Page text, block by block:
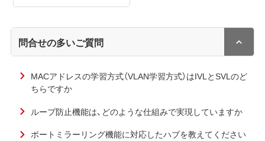
問合せの多いご質問
MACアドレスの学習方式（VLAN学習方式）はIVLとSVLのど
ちらですか
ループ防止機能は、どのような仕組みで実現していますか
ポートミラーリング機能に対応したハブを教えてください